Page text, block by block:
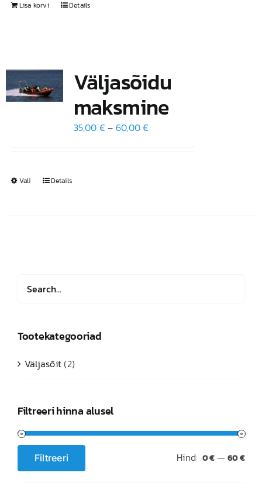
Lisa korvi Details
Väljasõidu
maksmine
35,00 € – 60,00€
Vali
Sellel
teha
Details
Tootekategooriad
Väljasõit(2)
Filtreeri hinna alusel
Minimaalne
Maksimaalne
Filtreeri Hind: 0 €—60 €